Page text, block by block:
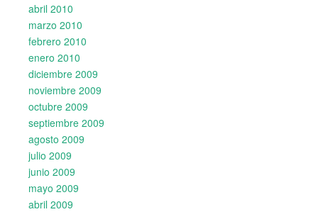
abril 2010
marzo 2010
febrero 2010
enero 2010
diciembre 2009
noviembre 2009
octubre 2009
septiembre 2009
agosto 2009
julio 2009
junio 2009
mayo 2009
abril 2009